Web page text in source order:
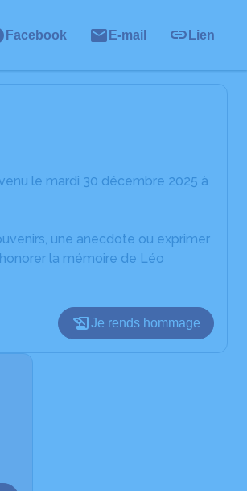
Facebook E-mail Lien
le mardi 30 décembre 2025 à
une anecdote ou exprimer
la mémoire de Léo
Je rends hommage